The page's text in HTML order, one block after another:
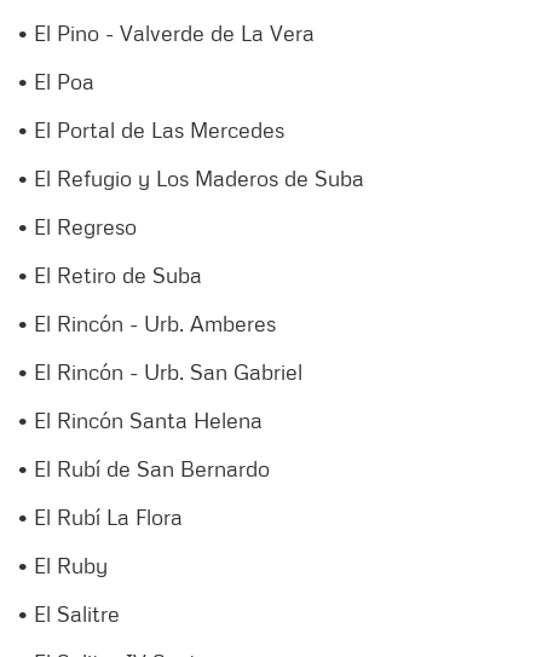
• El Pino - Valverde de La Vera
• El Poa
• El Portal de Las Mercedes
• El Refugio y Los Maderos de Suba
• El Regreso
• El Retiro de Suba
• El Rincón - Urb. Amberes
• El Rincón - Urb. San Gabriel
• El Rincón Santa Helena
• El Rubí de San Bernardo
• El Rubí La Flora
• El Ruby
• El Salitre